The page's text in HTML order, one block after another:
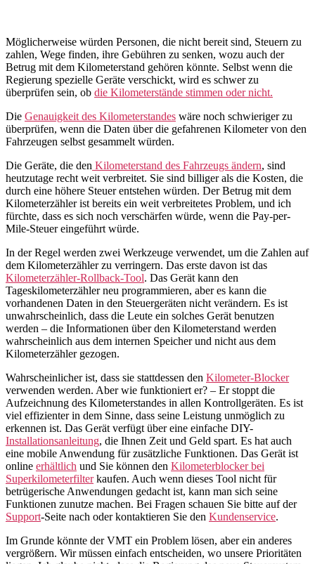
Möglicherweise würden Personen, die nicht bereit sind, Steuern zu
zahlen, Wege finden, ihre Gebühren zu senken, wozu auch der
Betrug mit dem Kilometerstand gehören könnte. Selbst wenn die
Regierung spezielle Geräte verschickt, wird es schwer zu
überprüfen sein, ob die Kilometerstände stimmen oder nicht.
Die Genauigkeit des Kilometerstandes wäre noch schwieriger zu
überprüfen, wenn die Daten über die gefahrenen Kilometer von den
Fahrzeugen selbst gesammelt würden.
Die Geräte, die den Kilometerstand des Fahrzeugs ändern, sind
heutzutage recht weit verbreitet. Sie sind billiger als die Kosten, die
durch eine höhere Steuer entstehen würden. Der Betrug mit dem
Kilometerzähler ist bereits ein weit verbreitetes Problem, und ich
fürchte, dass es sich noch verschärfen würde, wenn die Pay-per-
Mile-Steuer eingeführt würde.
In der Regel werden zwei Werkzeuge verwendet, um die Zahlen auf
dem Kilometerzähler zu verringern. Das erste davon ist das
Kilometerzähler-Rollback-Tool. Das Gerät kann den
Tageskilometerzähler neu programmieren, aber es kann die
vorhandenen Daten in den Steuergeräten nicht verändern. Es ist
unwahrscheinlich, dass die Leute ein solches Gerät benutzen
werden – die Informationen über den Kilometerstand werden
wahrscheinlich aus dem internen Speicher und nicht aus dem
Kilometerzähler gezogen.
Wahrscheinlicher ist, dass sie stattdessen den Kilometer-Blocker
verwenden werden. Aber wie funktioniert er? – Er stoppt die
Aufzeichnung des Kilometerstandes in allen Kontrollgeräten. Es ist
viel effizienter in dem Sinne, dass seine Leistung unmöglich zu
erkennen ist. Das Gerät verfügt über eine einfache DIY-
Installationsanleitung, die Ihnen Zeit und Geld spart. Es hat auch
eine mobile Anwendung für zusätzliche Funktionen. Das Gerät ist
online erhältlich und Sie können den Kilometerblocker bei
Superkilometerfilterkaufen. Auch wenn dieses Tool nicht für
betrügerische Anwendungen gedacht ist, kann man sich seine
Funktionen zunutze machen. Bei Fragen schauen Sie bitte auf der
Support-Seite nach oder kontaktieren Sie den Kundenservice.
Im Grunde könnte der VMT ein Problem lösen, aber ein anderes
vergrößern. Wir müssen einfach entscheiden, wo unsere Prioritäten